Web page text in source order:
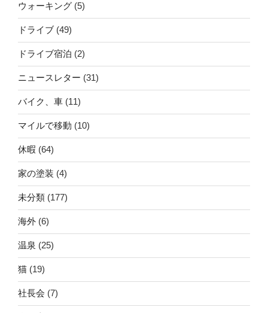
ウォーキング (5)
ドライブ (49)
ドライブ宿泊 (2)
ニュースレター (31)
バイク、車 (11)
マイルで移動 (10)
休暇 (64)
家の塗装 (4)
未分類 (177)
海外 (6)
温泉 (25)
猫 (19)
社長会 (7)